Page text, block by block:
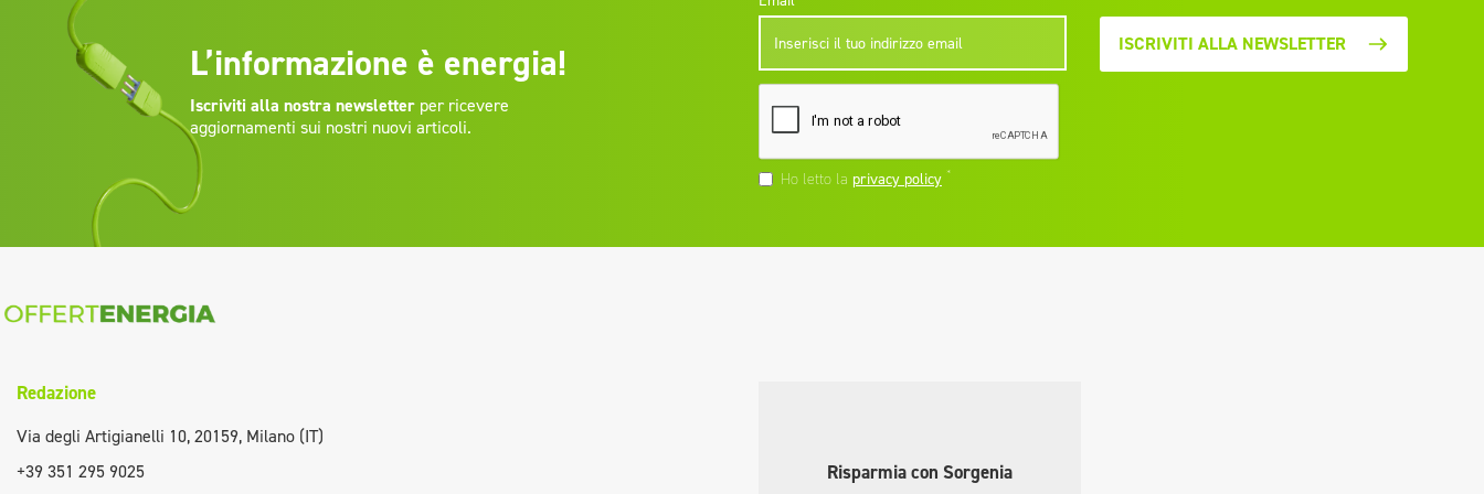
L’informazione è energia!
Iscriviti alla nostra newsletterper ricevere
aggiornamenti sui nostri nuovi articoli.
Ho letto la privacy policy *
ISCRIVITI ALLA NEWSLETTER
Redazione
Via degli Artigianelli 10, 20159, Milano (IT)
+39 351 295 9025
Risparmia con Sorgenia